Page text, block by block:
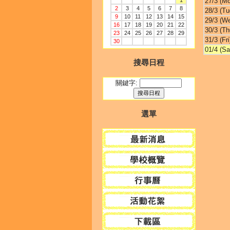
2
3 4 5 6 7
8
9
10 11 12 13 14
15
16
17 18 19 20 21
22
23
24 25 26 27 28
29
30
搜尋日程
關鍵字:
選單
28/3
29/3
30/3
31/3
01/4